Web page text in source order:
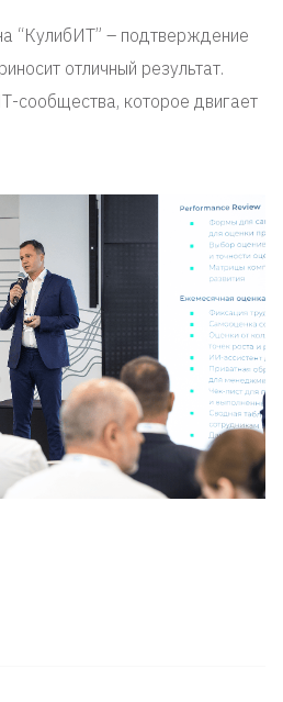
“КулибИТ” – подтверждение
отличный результат.
сообщества, которое двигает